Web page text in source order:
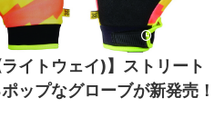
ライトウェイ)】ストリート
ップなグローブが新発売！